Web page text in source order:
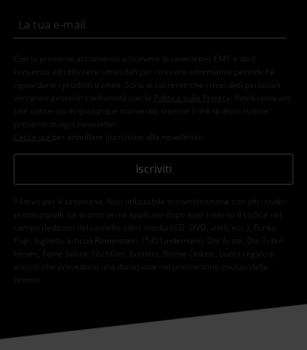
Con la presente acconsento a ricevere le newsletter EMP e do il
consenso ad utilizzare i miei dati per ricevere informative periodiche
riguardanti i prodotti trattati. Sono al corrente che i miei dati personali
verranno gestiti in conformità con la
Politica sulla Privacy
. Potrò revocare
tale consenso in qualunque momento, tramite il link di disiscrizione
presente in ogni newsletter.
Clicca qui per annullare liscrizione alla newsletter.
Iscriviti
*Attivo per 4 settimane. Non utilizzabile in combinazione con altri codici
promozionali. Lo sconto verrà applicato dopo aver inserito il codice nel
campo dedicato del carrello. Libri, media (CD, DVD, vinili, ecc.), Funko
Pop!, biglietti, articoli Rammstein, (Till) Lindemann, Die Ärzte, Die Toten
Hosen, Feine Sahne Fischfilet, Broilers, Böhse Onkelz, buoni regalo e
articoli che prevedono una donazione nel prezzo sono esclusi dalla
promo.